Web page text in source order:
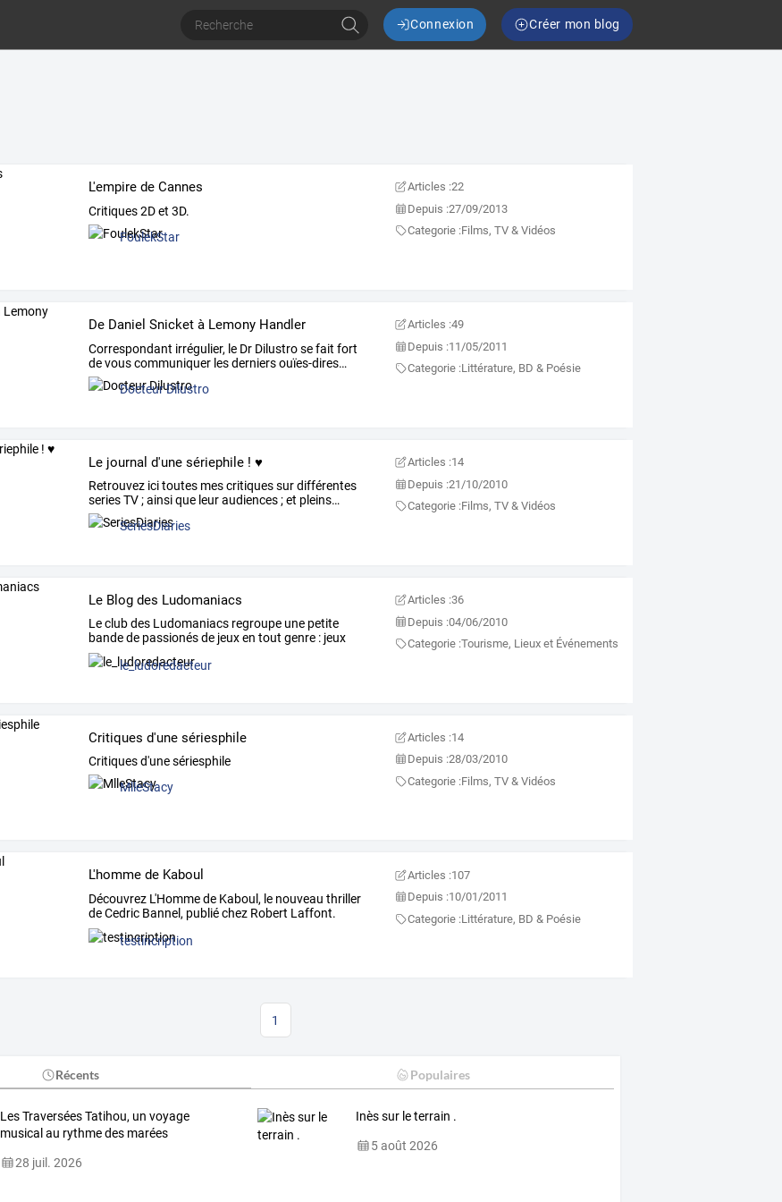
Connexion Créer mon blog
L'empire de Cannes
Critiques 2D et 3D.
FoulekStar
Articles :22
Depuis :27/09/2013
Categorie :Films, TV & Vidéos
De Daniel Snicket à Lemony Handler
Correspondant irrégulier, le Dr Dilustrosefait fort
devouscommuniquer lesderniersouïes-dires…
Docteur Dilustro
Articles :49
Depuis :11/05/2011
Categorie :Littérature, BD & Poésie
Le journal d'une sériephile ! ♥
Retrouvez icitoutes mescritiquessurdifférentes
seriesTV;ainsique leuraudiences;et pleins…
SeriesDiaries
Articles :14
Depuis :21/10/2010
Categorie :Films, TV & Vidéos
Le Blog des Ludomaniacs
Leclubdes Ludomaniacs regroupe une petite
bandede passionésde jeuxen tout genre : jeux
de
le_ludoredacteur
Articles :36
Depuis :04/06/2010
Categorie :Tourisme, Lieux et Événements
Critiques d'une sériesphile
Critiques d'une sériesphile
MlleStacy
Articles :14
Depuis :28/03/2010
Categorie :Films, TV & Vidéos
L'homme de Kaboul
Découvrez L'Hommede Kaboul, le nouveau thriller
deCedric Bannel, publiéchez Robert Laffont.
Une
testincription
Articles :107
Depuis :10/01/2011
Categorie :Littérature, BD & Poésie
1
Récents Populaires
Les Traversées Tatihou, un voyage
musical au rythme des marées
28 juil. 2026
Inès sur le terrain .
5 août 2026